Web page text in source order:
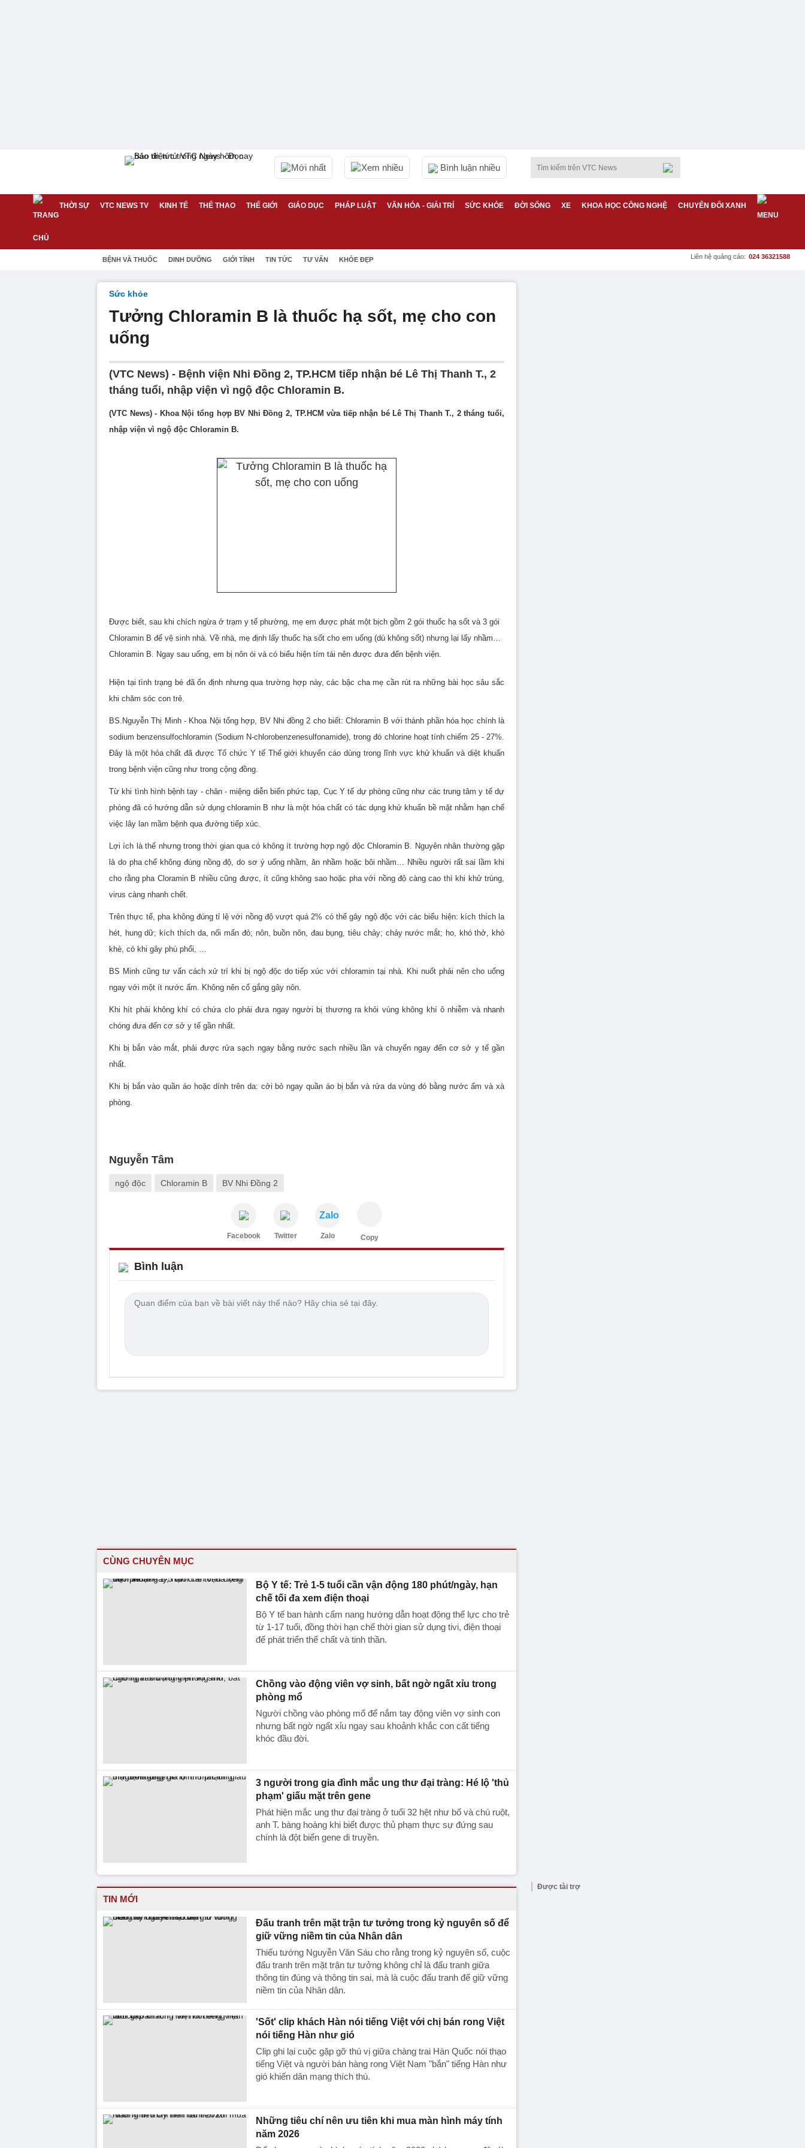
Mới nhất Xem nhiều Bình luận nhiều
THỜI SỰ VTC NEWS TV KINH TẾ THỂ THAO THẾ GIỚI GIÁO DỤC PHÁP LUẬT VĂN HÓA - GIẢI TRÍ SỨC KHỎE ĐỜI SỐNG XE KHOA HỌC CÔNG NGHỆ CHUYỂN ĐỔI XANH
BỆNH VÀ THUỐC DINH DƯỠNG GIỚI TÍNH TIN TỨC TƯ VẤN KHỎE ĐẸP Liên hệ quảng cáo: 024 36321588
Sức khỏe
Tưởng Chloramin B là thuốc hạ sốt, mẹ cho con
uống
(VTC News) - Bệnh viện Nhi Đồng 2, TP.HCM tiếp nhận bé Lê Thị Thanh T., 2
tháng tuổi, nhập viện vì ngộ độc Chloramin B.
(VTC News) - Khoa Nội tổng hợp BV Nhi Đồng 2, TP.HCM vừa tiếp nhận bé Lê Thị Thanh T., 2 tháng tuổi,
nhập viện vì ngộ độc Chloramin B.
Được biết, sau khi chích ngừa ở trạm y tế phường, mẹ em được phát một bịch gồm 2 gói thuốc hạ sốt và 3 gói
Chloramin B để vệ sinh nhà. Về nhà, mẹ định lấy thuốc hạ sốt cho em uống (dù không sốt) nhưng lại lấy nhầm…
Chloramin B. Ngay sau uống, em bị nôn ói và có biểu hiện tím tái nên được đưa đến bệnh viện.
Hiện tại tình trạng bé đã ổn định nhưng qua trường hợp này, các bậc cha mẹ cần rút ra những bài học sâu sắc
khi chăm sóc con trẻ.
BS.Nguyễn Thị Minh - Khoa Nội tổng hợp, BV Nhi đồng 2 cho biết: Chloramin B với thành phần hóa học chính là
sodium benzensulfochloramin (Sodium N-chlorobenzenesulfonamide), trong đó chlorine hoạt tính chiếm 25 - 27%.
Đây là một hóa chất đã được Tổ chức Y tế Thế giới khuyến cáo dùng trong lĩnh vực khử khuẩn và diệt khuẩn
trong bệnh viện cũng như trong cộng đồng.
Từ khi tình hình bệnh tay - chân - miệng diễn biến phức tạp, Cục Y tế dự phòng cũng như các trung tâm y tế dự
phòng đã có hướng dẫn sử dụng chloramin B như là một hóa chất có tác dụng khử khuẩn bề mặt nhằm hạn chế
việc lây lan mầm bệnh qua đường tiếp xúc.
Lợi ích là thế nhưng trong thời gian qua có không ít trường hợp ngộ độc Chloramin B. Nguyên nhân thường gặp
là do pha chế không đúng nồng độ, do sơ ý uống nhầm, ăn nhầm hoặc bôi nhầm… Nhiều người rất sai lầm khi
cho rằng pha Cloramin B nhiều cũng được, ít cũng không sao hoặc pha với nồng độ càng cao thì khi khử trùng,
virus càng nhanh chết.
Trên thực tế, pha không đúng tỉ lệ với nồng độ vượt quá 2% có thể gây ngộ độc với các biểu hiện: kích thích la
hét, hung dữ; kích thích da, nổi mẩn đỏ; nôn, buồn nôn, đau bụng, tiêu chảy; chảy nước mắt; ho, khó thở, khò
khè, có khi gây phù phổi, …
BS Minh cũng tư vấn cách xử trí khi bị ngộ độc do tiếp xúc với chloramin tại nhà. Khi nuốt phải nên cho uống
ngay với một ít nước ấm. Không nên cố gắng gây nôn.
Khi hít phải không khí có chứa clo phải đưa ngay người bị thương ra khỏi vùng không khí ô nhiễm và nhanh
chóng đưa đến cơ sở y tế gần nhất.
Khi bị bắn vào mắt, phải được rửa sạch ngay bằng nước sạch nhiều lần và chuyển ngay đến cơ sở y tế gần
nhất.
Khi bị bắn vào quần áo hoặc dính trên da: cởi bỏ ngay quần áo bị bắn và rửa da vùng đó bằng nước ấm và xà
phòng.
Nguyễn Tâm
ngộ độc Chloramin B BV Nhi Đồng 2
Facebook Twitter
Zalo
Zalo Copy
Bình luận
CÙNG CHUYÊN MỤC
Bộ Y tế: Trẻ 1-5 tuổi cần vận động 180 phút/ngày, hạn
chế tối đa xem điện thoại
Bộ Y tế ban hành cẩm nang hướng dẫn hoạt động thể lực cho trẻ
từ 1-17 tuổi, đồng thời hạn chế thời gian sử dụng tivi, điện thoại
để phát triển thể chất và tinh thần.
Chồng vào động viên vợ sinh, bất ngờ ngất xỉu trong
phòng mổ
Người chồng vào phòng mổ để nắm tay động viên vợ sinh con
nhưng bất ngờ ngất xỉu ngay sau khoảnh khắc con cất tiếng
khóc đầu đời.
3 người trong gia đình mắc ung thư đại tràng: Hé lộ 'thủ
phạm' giấu mặt trên gene
Phát hiện mắc ung thư đại tràng ở tuổi 32 hệt như bố và chú ruột,
anh T. bàng hoàng khi biết được thủ phạm thực sự đứng sau
chính là đột biến gene di truyền.
TIN MỚI
Đấu tranh trên mặt trận tư tưởng trong kỷ nguyên số để
giữ vững niềm tin của Nhân dân
Thiếu tướng Nguyễn Văn Sáu cho rằng trong kỷ nguyên số, cuộc
đấu tranh trên mặt trận tư tưởng không chỉ là đấu tranh giữa
thông tin đúng và thông tin sai, mà là cuộc đấu tranh để giữ vững
niềm tin của Nhân dân.
'Sốt' clip khách Hàn nói tiếng Việt với chị bán rong Việt
nói tiếng Hàn như gió
Clip ghi lại cuộc gặp gỡ thú vị giữa chàng trai Hàn Quốc nói thạo
tiếng Việt và người bán hàng rong Việt Nam "bắn" tiếng Hàn như
gió khiến dân mạng thích thú.
Những tiêu chí nên ưu tiên khi mua màn hình máy tính
năm 2026
Được tài trợ